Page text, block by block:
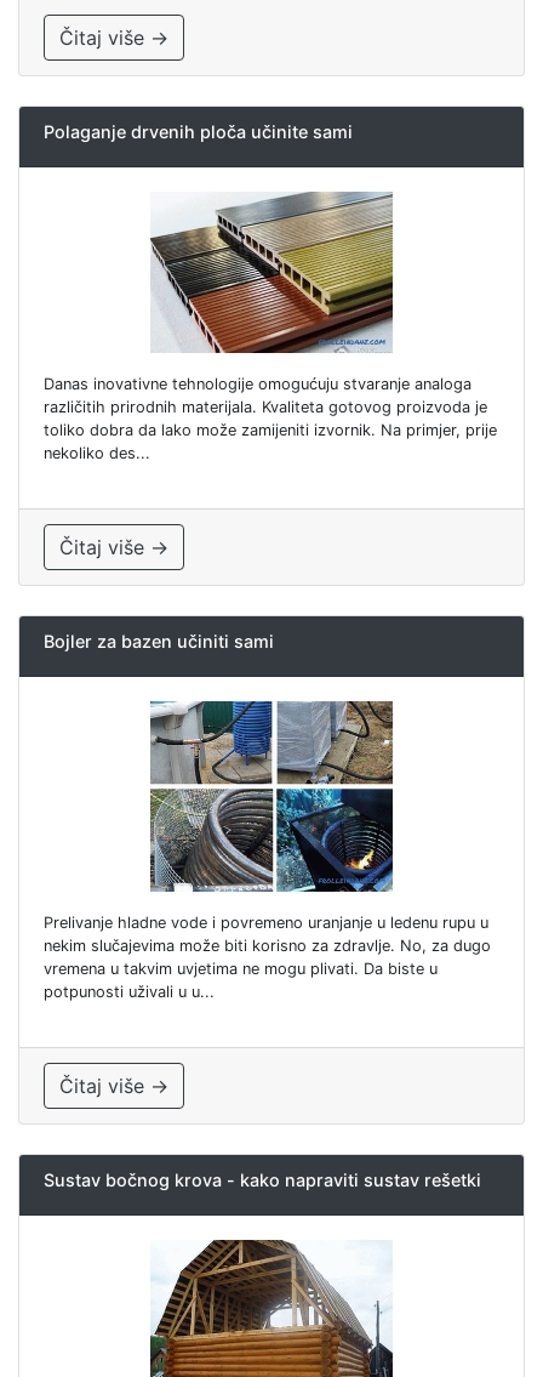
Čitaj više →
Polaganje drvenih ploča učinite sami
Danas inovativne tehnologije omogućuju stvaranje analoga
različitih prirodnih materijala. Kvaliteta gotovog proizvoda je
toliko dobra da lako može zamijeniti izvornik. Na primjer, prije
nekoliko des...
Čitaj više →
Bojler za bazen učiniti sami
Prelivanje hladne vode i povremeno uranjanje u ledenu rupu u
nekim slučajevima može biti korisno za zdravlje. No, za dugo
vremena u takvim uvjetima ne mogu plivati. Da biste u
potpunosti uživali u u...
Čitaj više →
Sustav bočnog krova - kako napraviti sustav rešetki